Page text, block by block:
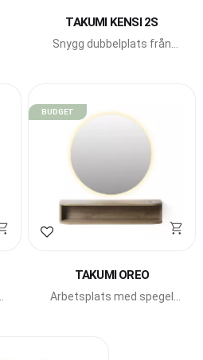
TAKUMI KENSI 2S
Snygg dubbelplats från
Lägg till i favoriter
TAKUMI OREO
Arbetsplats med spegel
BUDGET